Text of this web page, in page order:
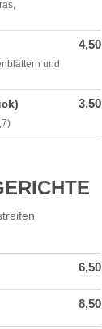
und
4,50
3,50
6,50
8,50